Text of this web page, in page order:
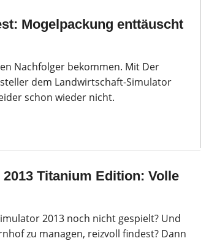
Mogelpackung enttäuscht
Nachfolger bekommen. Mit Der
dem Landwirtschaft-Simulator
schon wieder nicht.
Titanium Edition: Volle
2013 noch nicht gespielt? Und
zu managen, reizvoll findest? Dann